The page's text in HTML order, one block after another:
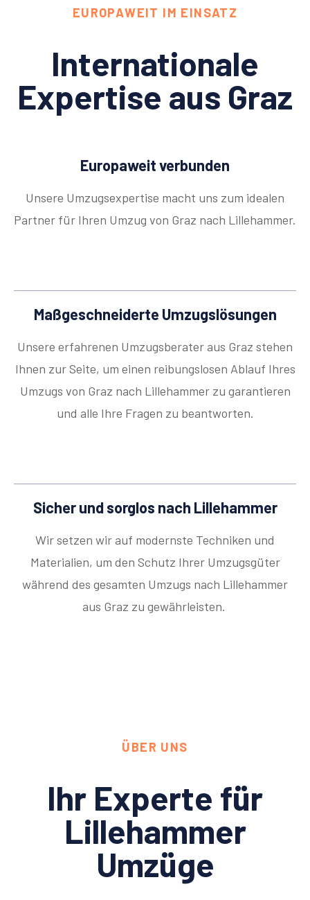
EUROPAWEIT IM EINSATZ
Internationale
Expertise aus Graz
Europaweit verbunden
Unsere Umzugsexpertise macht uns zum idealen
Partner für Ihren Umzug von Graz nach Lillehammer.
Maßgeschneiderte Umzugslösungen
Unsere erfahrenen Umzugsberater aus Graz stehen
Ihnen zur Seite, um einen reibungslosen Ablauf Ihres
Umzugs von Graz nach Lillehammer zu garantieren
und alle Ihre Fragen zu beantworten.
Sicher und sorglos nach Lillehammer
Wir setzen wir auf modernste Techniken und
Materialien, um den Schutz Ihrer Umzugsgüter
während des gesamten Umzugs nach Lillehammer
aus Graz zu gewährleisten.
ÜBER UNS
Ihr Experte für
Lillehammer
Umzüge